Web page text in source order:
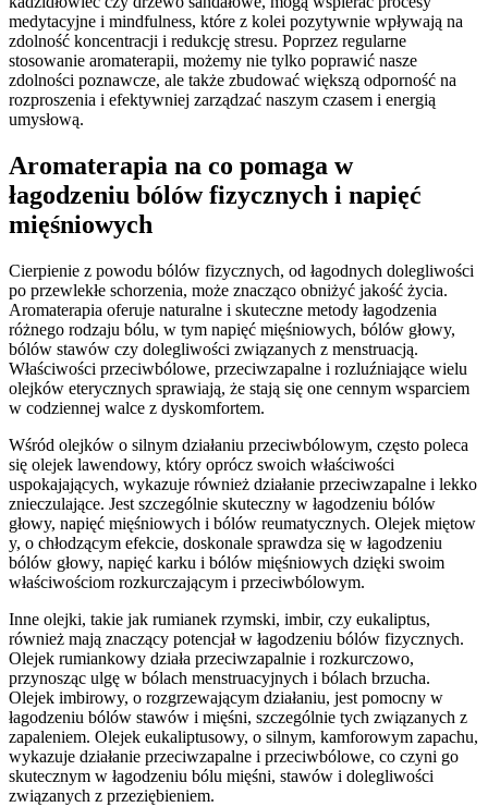
medytacyjne i mindfulness, które z kolei pozytywnie wpływają na
zdolność koncentracji i redukcję stresu. Poprzez regularne
stosowanie aromaterapii, możemy nie tylko poprawić nasze
zdolności poznawcze, ale także zbudować większą odporność na
rozproszenia i efektywniej zarządzać naszym czasem i energią
umysłową.
Aromaterapia na co pomaga w
łagodzeniu bólów fizycznych i napięć
mięśniowych
Cierpienie z powodu bólów fizycznych, od łagodnych dolegliwości
po przewlekłe schorzenia, może znacząco obniżyć jakość życia.
Aromaterapia oferuje naturalne i skuteczne metody łagodzenia
różnego rodzaju bólu, w tym napięć mięśniowych, bólów głowy,
bólów stawów czy dolegliwości związanych z menstruacją.
Właściwości przeciwbólowe, przeciwzapalne i rozluźniające wielu
olejków eterycznych sprawiają, że stają się one cennym wsparciem
w codziennej walce z dyskomfortem.
Wśród olejków o silnym działaniu przeciwbólowym, często poleca
się olejek lawendowy, który oprócz swoich właściwości
uspokajających, wykazuje również działanie przeciwzapalne i lekko
znieczulające. Jest szczególnie skuteczny w łagodzeniu bólów
głowy, napięć mięśniowych i bólów reumatycznych. Olejek miętow
y, o chłodzącym efekcie, doskonale sprawdza się w łagodzeniu
bólów głowy, napięć karku i bólów mięśniowych dzięki swoim
właściwościom rozkurczającym i przeciwbólowym.
Inne olejki, takie jak rumianek rzymski, imbir, czy eukaliptus,
również mają znaczący potencjał w łagodzeniu bólów fizycznych.
Olejek rumiankowy działa przeciwzapalnie i rozkurczowo,
przynosząc ulgę w bólach menstruacyjnych i bólach brzucha.
Olejek imbirowy, o rozgrzewającym działaniu, jest pomocny w
łagodzeniu bólów stawów i mięśni, szczególnie tych związanych z
zapaleniem. Olejek eukaliptusowy, o silnym, kamforowym zapachu,
wykazuje działanie przeciwzapalne i przeciwbólowe, co czyni go
skutecznym w łagodzeniu bólu mięśni, stawów i dolegliwości
związanych z przeziębieniem.